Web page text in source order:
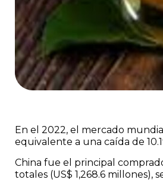
En el 2022, el mercado
equivalente a una caída de
China fue el principal
totales (US$ 1,268.6 millones),